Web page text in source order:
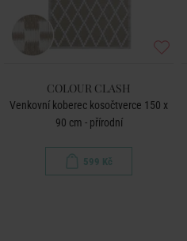
COLOUR CLASH
Venkovní koberec kosočtverce 150 x
90 cm - přírodní
599 Kč